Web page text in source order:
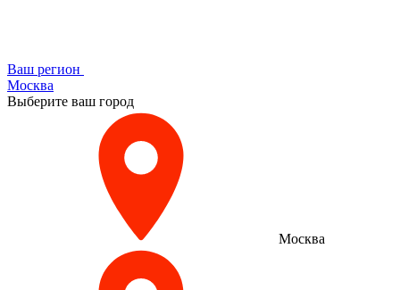
Ваш регион
Москва
Выберите ваш город
Москва